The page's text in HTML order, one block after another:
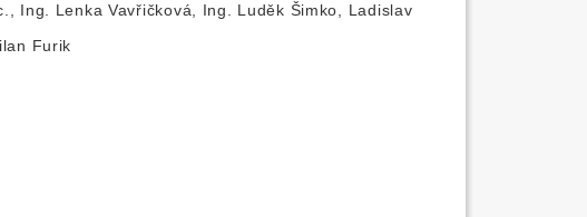
Ing. Lenka Vavřičková, Ing. Luděk Šimko, Ladislav
Furik